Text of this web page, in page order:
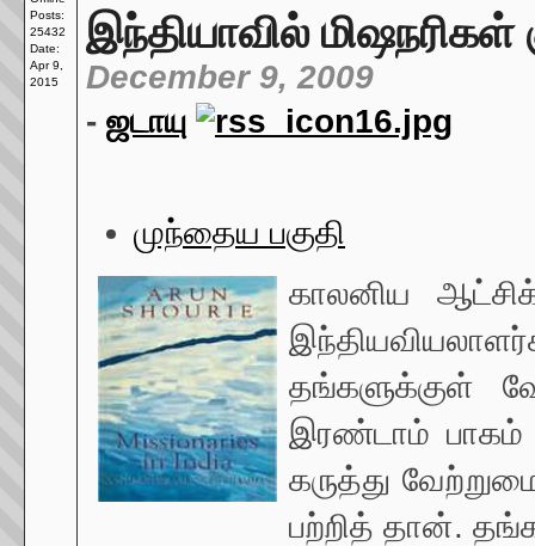
Posts:
25432
Date:
Apr 9,
2015
இந்தியாவில்
December 9, 2009
- ஜடாயு
முந்தைய பகுதி
காலனிய
தங்களுக்குள்
இரண்டாம் பாகம்
கருத்து
பற்றித் தான்.